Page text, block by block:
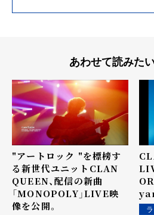
あわせて読みた
"アートロック "を標榜す
る新世代ユニットCLAN
QUEEN、配信の新曲
「MONOPOLY」LIVE映
像を公開。